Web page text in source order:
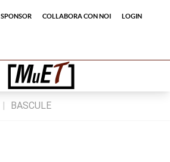
Sponsor Collabora con noi Login
| BASCULE